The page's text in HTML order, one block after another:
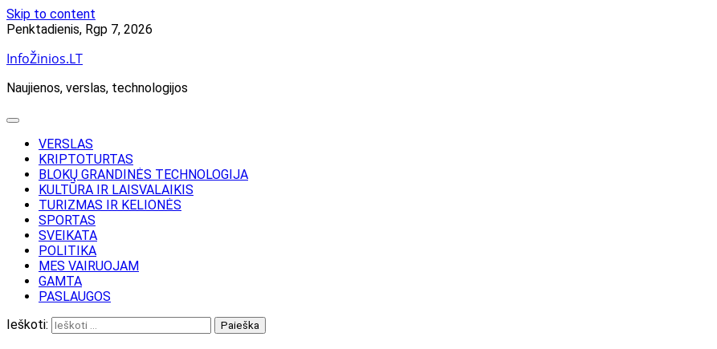
Skip to content
Penktadienis, Rgp 7, 2026
InfoŽinios.LT
Naujienos, verslas, technologijos
VERSLAS
KRIPTOTURTAS
BLOKŲ GRANDINĖS TECHNOLOGIJA
KULTŪRA IR LAISVALAIKIS
TURIZMAS IR KELIONĖS
SPORTAS
SVEIKATA
POLITIKA
MES VAIRUOJAM
GAMTA
PASLAUGOS
Ieškoti: